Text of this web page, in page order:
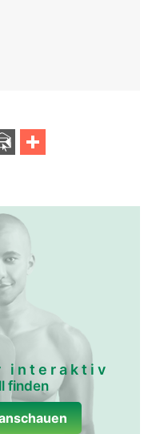
interaktiv
finden